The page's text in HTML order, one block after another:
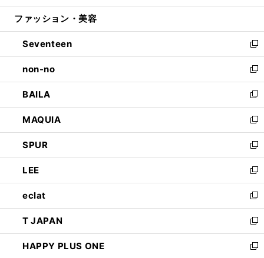
開
ウ
開
く
ン
ウ
で
開
く
ウ
ン
ド
ウ
で
開
く
ファッション・美容
Seventeen
新
し
い
ウ
ィ
ン
ド
ウ
で
開
く
non-no
新
し
い
ウ
ィ
ン
ド
ウ
で
開
く
BAILA
新
し
い
ウ
ィ
ン
ド
ウ
で
開
く
MAQUIA
新
し
い
ウ
ィ
ン
ド
ウ
で
開
く
SPUR
新
し
い
ウ
ィ
ン
ド
ウ
で
LEE
新
し
い
ウ
ィ
ン
ド
eclat
新
し
い
ウ
ィ
T JAPAN
新
し
い
HAPPY PLUS ONE
新